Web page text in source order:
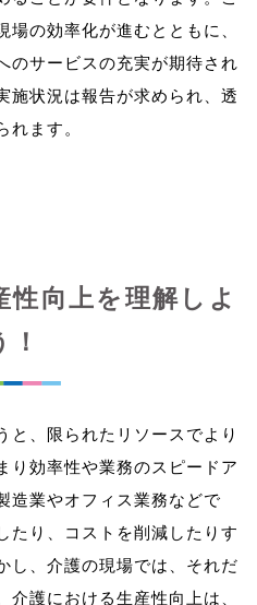
の効率化が進むとともに、
のサービスの充実が期待され
施状況は報告が求められ、透
向上を理解しよ
！
と、限られたリソースでより
り効率性や業務のスピードア
造業やオフィス業務などで
たり、コストを削減したりす
し、介護の現場では、それだ
護における生産性向上は、